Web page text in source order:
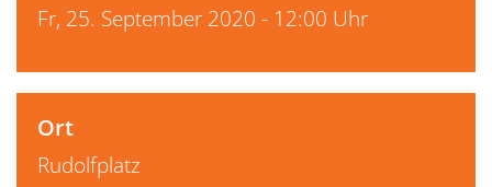
Fr, 25. September 2020 - 12:00 Uhr
Ort
Rudolfplatz